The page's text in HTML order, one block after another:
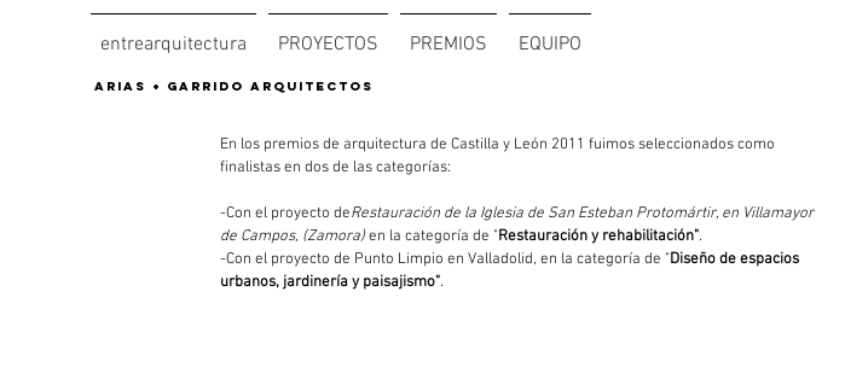
entrearquitectura PROYECTOS PREMIOS EQUIPO
arias + garrido arquitectos
En los premios de arquitectura de Castilla y León 2011 fuimos seleccionados como
finalistas en dos de las categorías:
-Con el proyecto deRestauración de la Iglesia de San Esteban Protomártir, en Villamayor
de Campos, (Zamora) en la categoría de "Restauración y rehabilitación".
-Con el proyecto de Punto Limpio en Valladolid, en la categoría de "Diseño de espacios
urbanos, jardinería y paisajismo".